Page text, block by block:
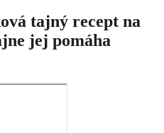
tajný recept na
jej pomáha